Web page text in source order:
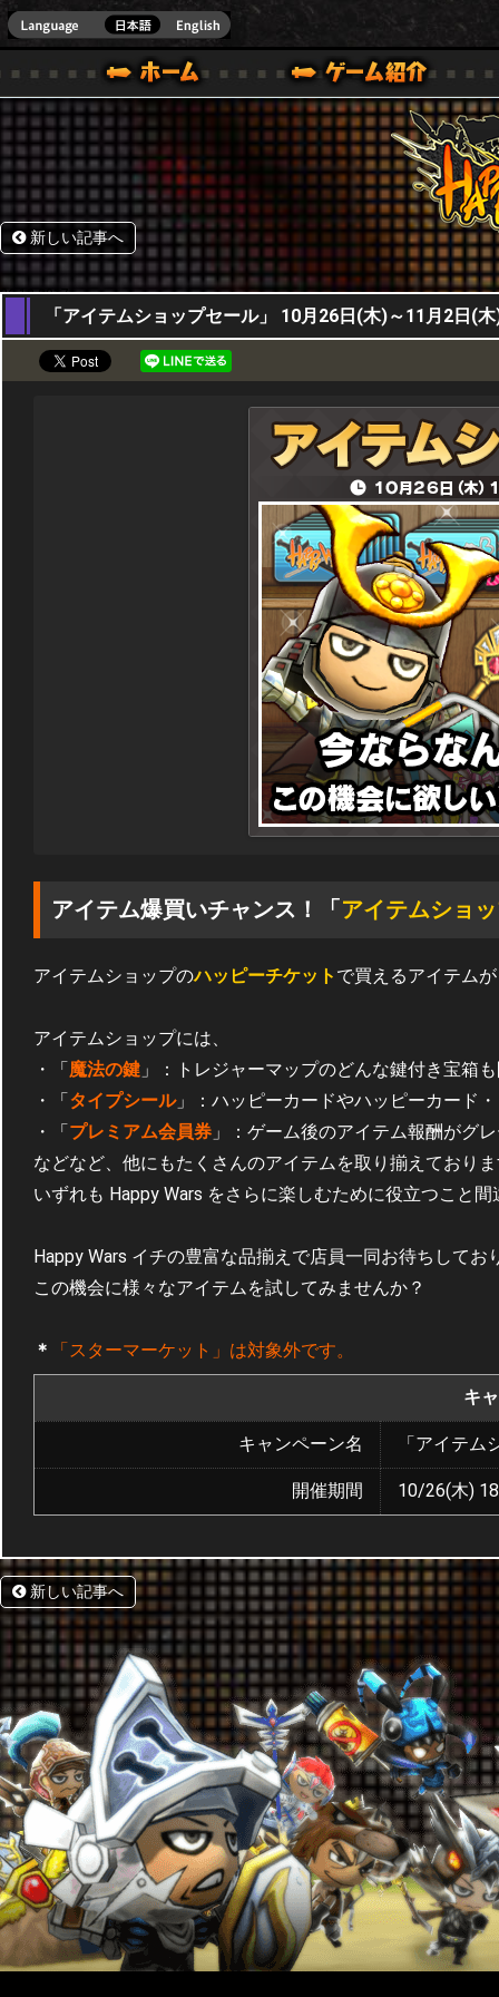
ONE VER.]
ガイド
ル｜HAPPY WARS(ハッピーウォーズ)公式サイト [ XBOX 360,XBOX ONE VER.]
サポート | HAPPY WARS(ハッピーウォーズ)公式サイ
新しい記事へ
26,10,2017
「アイテムショップセール」 10月26日(木)～11月2日(
アイテム爆買いチャンス！「 アイテムショ
アイテムショップのハッピーチケット で買えるアイテムが
アイテムショップには、
・「 魔法の鍵 」：トレジャーマップのどんな鍵付き宝箱
・「 タイプシール」：ハッピーカードやハッピーカード
・「 プレミアム会員券 」：ゲーム後のアイテム報酬がグ
などなど、他にもたくさんのアイテムを取り揃えており
いずれも Happy Wars をさらに楽しむために役立つこと
Happy Wars イチの豊富な品揃えで店員一同お待ちしてお
この機会に様々なアイテムを試してみませんか？
＊ 「スターマーケット」は対象外です。
キ
キャンペーン名 「アイテム
開催期間 10/26(木)
新しい記事へ